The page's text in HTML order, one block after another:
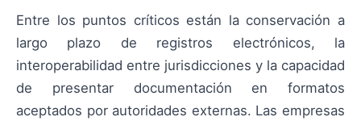
Entre los puntos críticos están la conservación a
largo plazo de registros electrónicos, la
interoperabilidad entre jurisdicciones y la capacidad
de presentar documentación en formatos
aceptados por autoridades externas. Las empresas